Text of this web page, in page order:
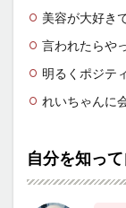
美容が大好き
言われたらや
明るくポジテ
れいちゃんに
自分を知っ